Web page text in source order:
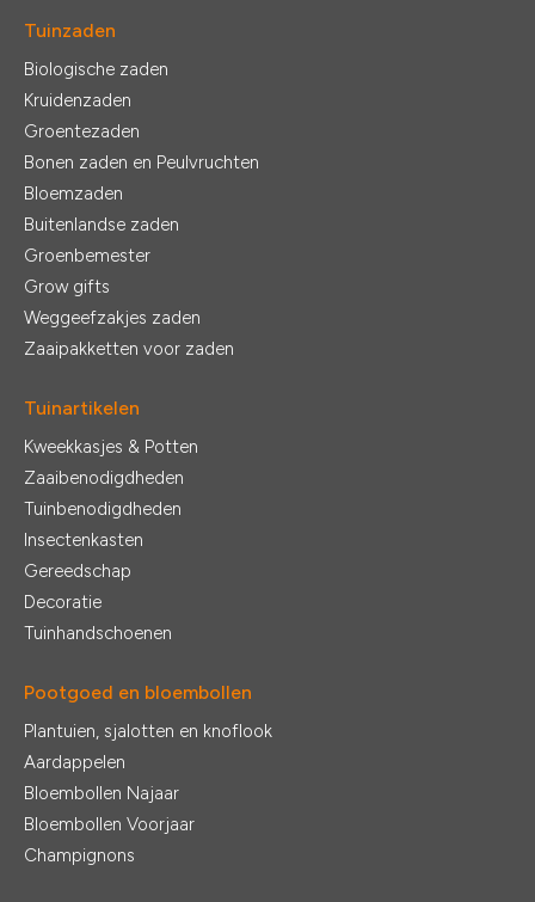
Tuinzaden
Biologische zaden
Kruidenzaden
Groentezaden
Bonen zaden en Peulvruchten
Bloemzaden
Buitenlandse zaden
Groenbemester
Grow gifts
Weggeefzakjes zaden
Zaaipakketten voor zaden
Tuinartikelen
Kweekkasjes & Potten
Zaaibenodigdheden
Tuinbenodigdheden
Insectenkasten
Gereedschap
Decoratie
Tuinhandschoenen
Pootgoed en bloembollen
Plantuien, sjalotten en knoflook
Aardappelen
Bloembollen Najaar
Bloembollen Voorjaar
Champignons